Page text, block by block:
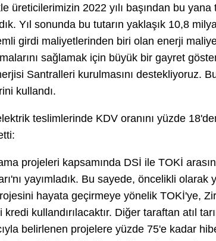
üreticilerimizin 2022 yılı başından bu
Yıl sonunda bu tutarın yaklaşık 10,8
girdi maliyetlerinden biri olan enerji
sağlamak için büyük bir gayret
Santralleri kurulmasını destekliyoruz.
kullandı.
teslimlerinde KDV oranını yüzde
projeleri kapsamında DSİ ile TOKİ
yayımladık. Bu sayede, öncelikli olarak
hayata geçirmeye yönelik TOKİ'ye,
kullandırılacaktır. Diğer taraftan atıl
belirlenen projelere yüzde 75'e kadar